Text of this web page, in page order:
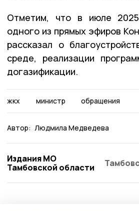
Отметим, что в июле
одного из прямых эфиров
рассказал о
среде, реализации
догазификации.
жкх министр обращения
Автор: Людмила Медведева
Издания МО
Тамбовской области